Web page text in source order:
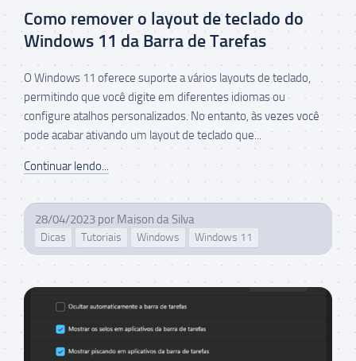
Como remover o layout de teclado do
Windows 11 da Barra de Tarefas
O Windows 11 oferece suporte a vários layouts de teclado,
permitindo que você digite em diferentes idiomas ou
configure atalhos personalizados. No entanto, às vezes você
pode acabar ativando um layout de teclado que...
Continuar lendo...
28/04/2023 por Maison da Silva
Dicas Tutoriais Windows Windows 11